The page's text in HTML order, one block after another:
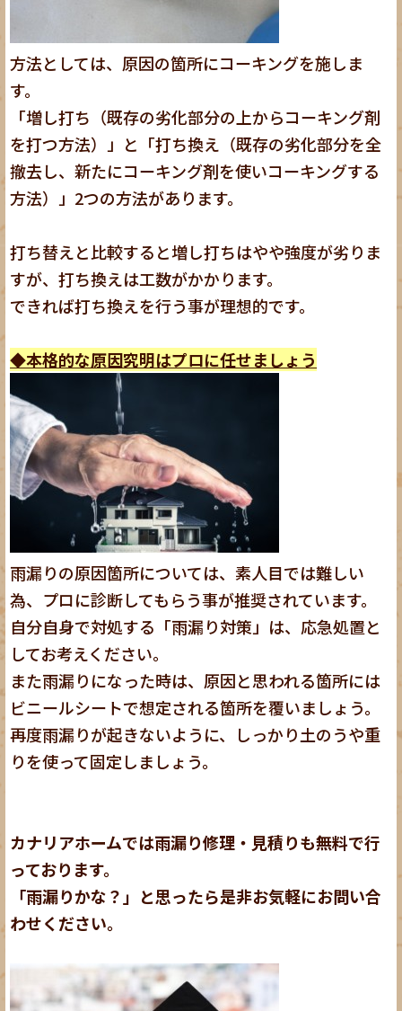
方法としては、原因の箇所にコーキングを施しま
す。
「増し打ち（既存の劣化部分の上からコーキング剤
を打つ方法）」と「打ち換え（既存の劣化部分を全
撤去し、新たにコーキング剤を使いコーキングする
方法）」2つの方法があります。
打ち替えと比較すると増し打ちはやや強度が劣りま
すが、打ち換えは工数がかかります。
できれば打ち換えを行う事が理想的です。
◆本格的な原因究明はプロに任せましょう
雨漏りの原因箇所については、素人目では難しい
為、プロに診断してもらう事が推奨されています。
自分自身で対処する「雨漏り対策」は、応急処置と
してお考えください。
また雨漏りになった時は、原因と思われる箇所には
ビニールシートで想定される箇所を覆いましょう。
再度雨漏りが起きないように、しっかり土のうや重
りを使って固定しましょう。
カナリアホームでは雨漏り修理・見積りも無料で行
っております。
「雨漏りかな？」と思ったら是非お気軽にお問い合
わせください。